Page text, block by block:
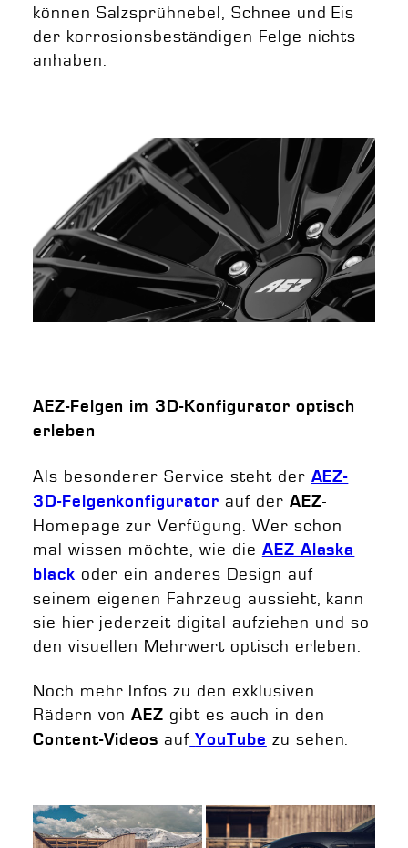
können Salzsprühnebel, Schnee und Eis
der korrosionsbeständigen Felge nichts
anhaben.
AEZ-Felgen im 3D-Konfigurator optisch
erleben
Als besonderer Service steht der AEZ-
3D-Felgenkonfigurator auf der AEZ-
Homepage zur Verfügung. Wer schon
mal wissen möchte, wie die AEZ Alaska
black oder ein anderes Design auf
seinem eigenen Fahrzeug aussieht, kann
sie hier jederzeit digital aufziehen und so
den visuellen Mehrwert optisch erleben.
Noch mehr Infos zu den exklusiven
Rädern vonAEZ gibt es auch in den
Content-Videos auf YouTube zu sehen.